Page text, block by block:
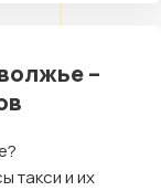
–
такси и их